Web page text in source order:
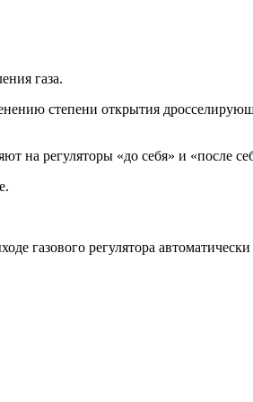
газа.
степени открытия
на регуляторы «до себя» и «после
газового регулятора